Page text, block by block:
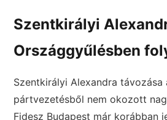
Szentkirályi
Országgyűlésben
Szentkirályi Alexandra távozása
pártvezetésből nem okozott
Fidesz Budapest már korábban